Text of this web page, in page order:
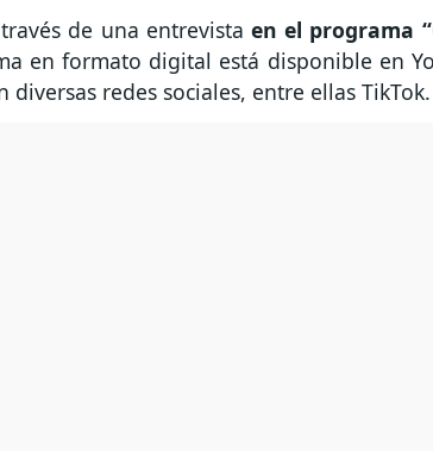
de una entrevista en el programa
en formato digital está disponible en
redes sociales, entre ellas TikTok.